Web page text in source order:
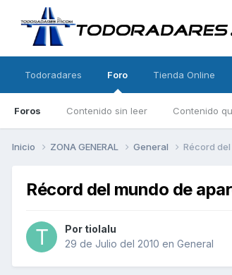
Todoradares Foro
Foros Contenido sin leer Contenido
Tienda Online
Inicio ZONA GENERAL General Récord
Récord del mundo de
Por tiolalu
29 de Julio del 2010 en General